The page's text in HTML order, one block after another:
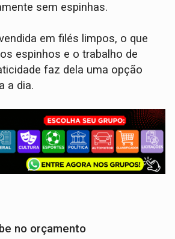
sem espinhas.
em filés limpos, o que
espinhos e o trabalho de
faz dela uma opção
a dia.
no orçamento